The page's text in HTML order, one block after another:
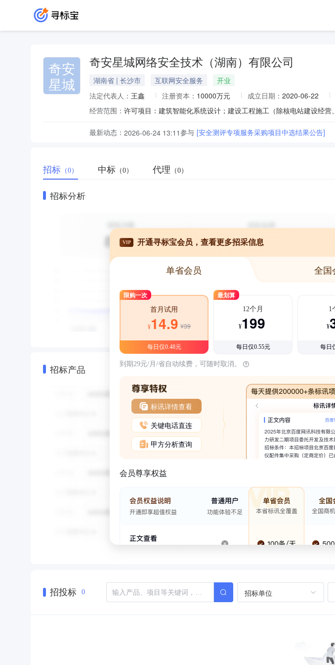
奇安
星城
奇安星城网络安全技术（湖南）有限公司
湖南省 | 长沙市 互联网安全服务
开业
法定代表人： 王鑫 注册资本： 10000万元 成立日期： 2020-06-22
经营范围：
最新动态： 2026-06-24 13:11参与 [安全测评专项服务采购项目中选结果公告]
招标 （0） 中标 （0） 代理 （0）
招标分析
招标产品
VIP 开通寻标宝会员，查看更多招采信息
单省会员 全国
限购一次
首月试用
¥14.9 ¥39
每日仅0.48元
最划算
12个月
¥199
每日仅0.55元
1
¥
每日
到期29元/月/省自动续费，可随时取消。
标讯详情查看
关键电话直连
甲方分析查询
会员尊享权益
招投标 0 招标单位